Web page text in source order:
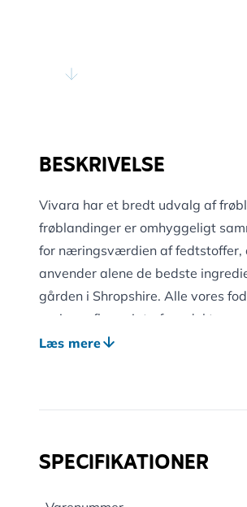
BESKRIVELSE
Vivara har et bredt udvalg af
frøblandinger er omhyggeligt
for næringsværdien af fedtstoffer,
anvender alene de bedste
gården i Shropshire. Alle vores
variere afhængigt af
ingredienser er også mere
Frøene i denne blanding er
Læs mere
SPECIFIKATIONER